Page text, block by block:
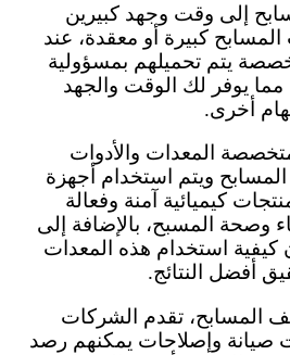
إلى وقت وجهد كبيرين
كبيرة أو معقدة، عند
يتم تحميلهم بمسؤولية
مما يوفر لك الوقت والجهد
أخرى.
المعدات والأدوات
المسابح ويتم استخدام أجهزة
كيميائية آمنة وفعالة
وصحة المسبح، بالإضافة إلى
كيفية استخدام هذه المعدات
أفضل النتائج.
المسابح، تقدم الشركات
صيانة وإصلاحات يمكنهم رصد